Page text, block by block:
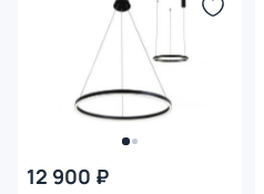
12 900 ₽
Материал арматуры
Материал плафона